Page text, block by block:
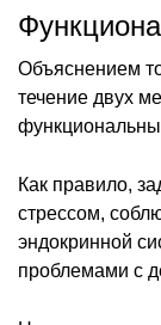
Объяснением
течение двух
Как правило,
стрессом,
эндокринной
проблемами с